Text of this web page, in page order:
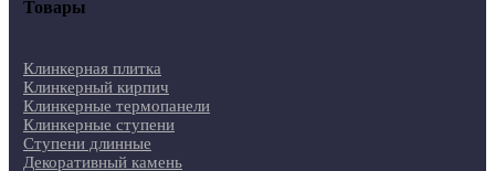
Товары
Клинкерная плитка
Клинкерный кирпич
Клинкерные термопанели
Клинкерные ступени
Ступени длинные
Декоративный камень